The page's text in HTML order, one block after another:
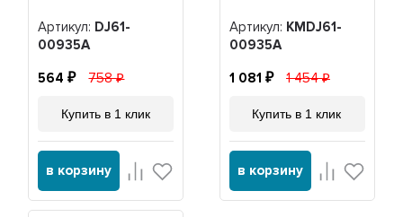
Артикул: DJ61-
00935A
564 758
Купить в 1 клик
в корзину
Артикул: KMDJ61-
00935A
1 081 1 454
Купить в 1 клик
в корзину